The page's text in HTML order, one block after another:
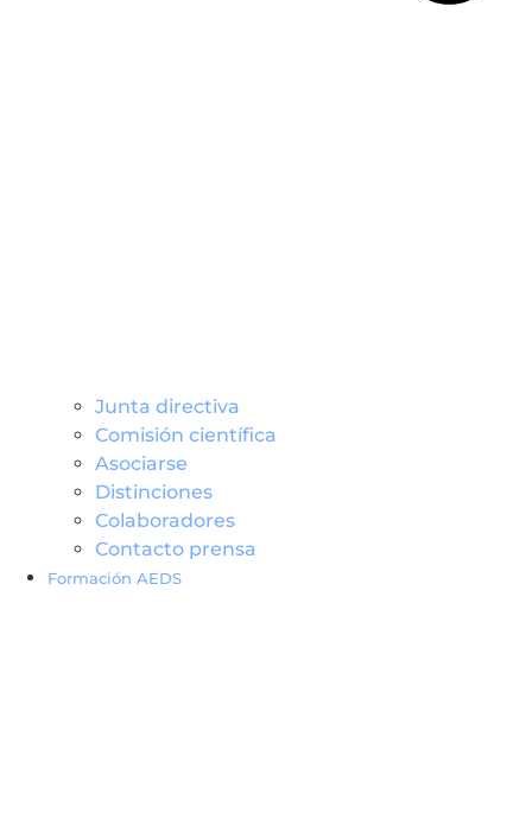
Junta directiva
Comisión científica
Asociarse
Distinciones
Colaboradores
Contacto prensa
Formación AEDS